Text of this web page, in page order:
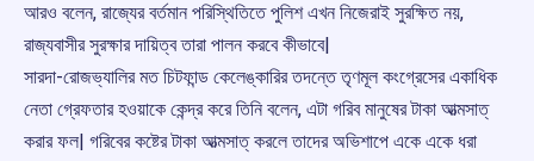
আরও বলেন, রাজ্যের বর্তমান পরিস্থিতিতে পুলিশ এখন নিজেরাই সুরক্ষিত নয়,
রাজ্যবাসীর সুরক্ষার দায়িত্ব তারা পালন করবে কীভাবে|
সারদা-রোজভ্যালির মত চিটফান্ড কেলেঙ্কারির তদন্তে তৃণমূল কংগ্রেসের একাধিক
নেতা গ্রেফতার হওয়াকে কেন্দ্র করে তিনি বলেন, এটা গরিব মানুষের টাকা আত্মসাত্
করার ফল| গরিবের কষ্টের টাকা আত্মসাত্ করলে তাদের অভিশাপে একে একে ধরা